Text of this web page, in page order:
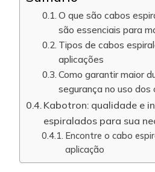
O que são cabos
são essenciais para
Tipos de cabos
aplicações
Como garantir maior
segurança no uso dos
Kabotron: qualidade e
espiralados para sua
Encontre o cabo
aplicação